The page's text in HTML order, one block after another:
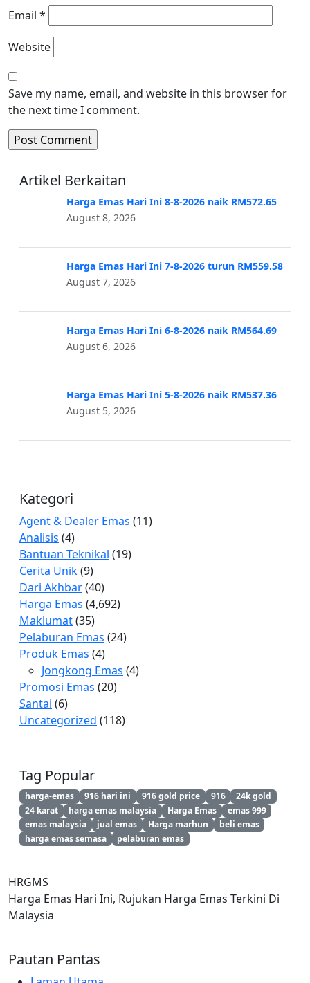
Email *
Website
Save my name, email, and website in this browser for
the next time I comment.
Artikel Berkaitan
Harga Emas Hari Ini 8-8-2026 naik RM572.65
August 8, 2026
Harga Emas Hari Ini 7-8-2026 turun RM559.58
August 7, 2026
Harga Emas Hari Ini 6-8-2026 naik RM564.69
August 6, 2026
Harga Emas Hari Ini 5-8-2026 naik RM537.36
August 5, 2026
Kategori
Agent & Dealer Emas (11)
Analisis (4)
Bantuan Teknikal (19)
Cerita Unik(9)
Dari Akhbar(40)
Harga Emas (4,692)
Maklumat(35)
Pelaburan Emas (24)
Produk Emas (4)
Jongkong Emas (4)
Promosi Emas (20)
Santai (6)
Uncategorized (118)
Tag Popular
harga-emas 916 hari ini 916 gold price 916
24k gold
24 karat
harga emas malaysia Harga Emas
emas 999
emas malaysia
jual emas Harga marhun
beli emas
harga emas semasa
pelaburan emas
HRGMS
Harga Emas Hari Ini, Rujukan Harga Emas Terkini Di
Malaysia
Pautan Pantas